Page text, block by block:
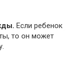
Если ребенок
то он может